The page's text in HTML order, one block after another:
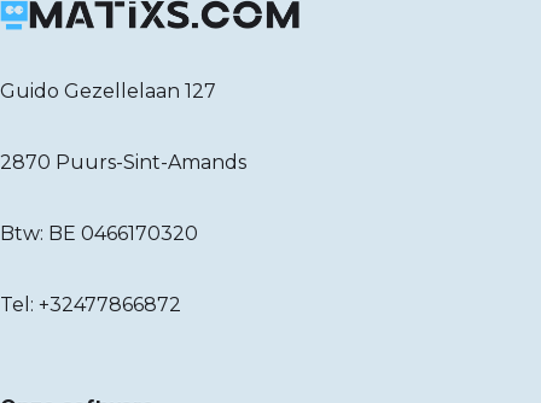
Guido Gezellelaan 127
2870 Puurs-Sint-Amands
Btw: BE 0466170320
Tel: +32477866872